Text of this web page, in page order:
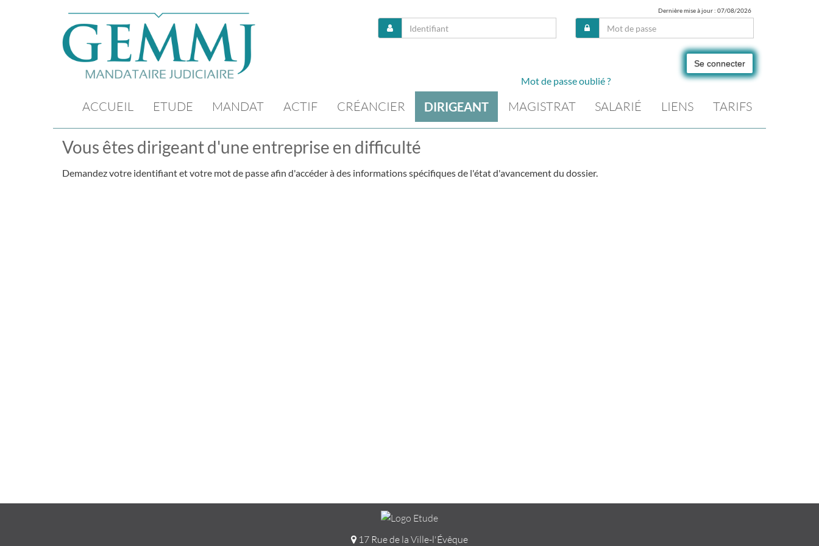
Dernière mise à jour : 07/08/2026
Se connecter
Mot de passe oublié ?
ACCUEIL ETUDE MANDAT ACTIF CRÉANCIER DIRIGEANT MAGISTRAT SALARIÉ LIENS TARIFS
Vous êtes dirigeant d'une entreprise en difficulté
Demandez votre identifiant et votre mot de passe afin d'accéder à des informations spécifiques de l'état d'avancement du dossier.
17 Rue de la Ville-l'Évêque